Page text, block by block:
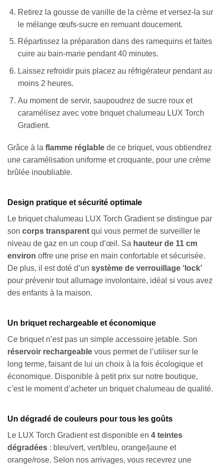
Retirez la gousse de vanille de la crème et versez-la sur
le mélange œufs-sucre en remuant doucement.
Répartissez la préparation dans des ramequins et faites
cuire au bain-marie pendant 40 minutes.
Laissez refroidir puis placez au réfrigérateur pendant au
moins 2 heures.
Au moment de servir, saupoudrez de sucre roux et
caramélisez avec votre briquet chalumeau LUX Torch
Gradient.
Grâce à la flamme réglable de ce briquet, vous obtiendrez
une caramélisation uniforme et croquante, pour une crème
brûlée inoubliable.
Design pratique et sécurité optimale
Le briquet chalumeau LUX Torch Gradient se distingue par
son corps transparent qui vous permet de surveiller le
niveau de gaz en un coup d’œil. Sa hauteur de 11 cm
environ offre une prise en main confortable et sécurisée.
De plus, il est doté d’un système de verrouillage ‘lock’
pour prévenir tout allumage involontaire, idéal si vous avez
des enfants à la maison.
Un briquet rechargeable et économique
Ce briquet n’est pas un simple accessoire jetable. Son
réservoir rechargeable vous permet de l’utiliser sur le
long terme, faisant de lui un choix à la fois écologique et
économique. Disponible à petit prix sur notre boutique,
c’est le moment d’acheter un briquet chalumeau de qualité.
Un dégradé de couleurs pour tous les goûts
Le LUX Torch Gradient est disponible en 4 teintes
dégradées : bleu/vert, vert/bleu, orange/jaune et
orange/rose. Selon nos arrivages, vous recevrez une